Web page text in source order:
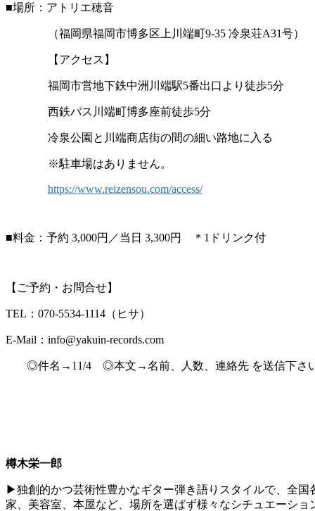
■場所：アトリエ穂音
（福岡県福岡市博多区上川端町9-35 冷泉荘A31号）
【アクセス】
福岡市営地下鉄中洲川端駅5番出口より徒歩5分
西鉄バス川端町博多座前徒歩5分
冷泉公園と川端商店街の間の細い路地に入る
※駐車場はありません。
https://www.reizensou.com/access/
■料金：予約 3,000円／当日 3,300円 ＊1ドリンク付
【ご予約・お問合せ】
TEL：070-5534-1114（ヒサ）
E-Mail：info@yakuin-records.com
◎件名→11/4 ◎本文→名前、人数、連絡先 を送信下さ
樽木栄一郎
▶独創的かつ芸術性豊かなギター弾き語りスタイルで、全
家、美容室、本屋など、場所を選ばず様々なシチュエーショ